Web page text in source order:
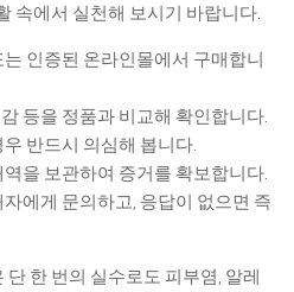
속에서 실천해 보시기 바랍니다.
인증된 온라인몰에서 구매합니
등을 정품과 비교해 확인합니다.
반드시 의심해 봅니다.
을 보관하여 증거를 확보합니다.
에게 문의하고, 응답이 없으면 즉
한 번의 실수로도 피부염, 알레